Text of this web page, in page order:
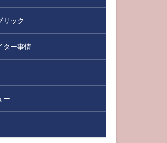
リック
ター事情
ー